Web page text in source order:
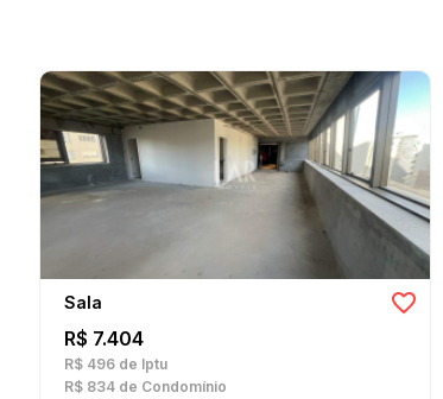
Sala
R$ 7.404
R$ 496 de Iptu
R$ 834 de Condomínio